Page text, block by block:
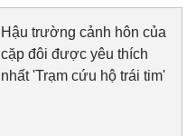
Hậu trường cảnh hôn của
cặp đôi được yêu thích
nhất 'Trạm cứu hộ trái tim'